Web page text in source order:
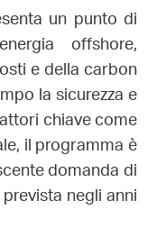
un punto di
offshore,
e della carbon
la sicurezza e
chiave come
il programma è
domanda di
negli anni